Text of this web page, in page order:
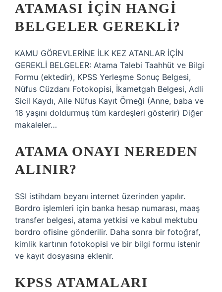
ATAMASI IÇIN HANGI
BELGELER GEREKLI?
KAMU GÖREVLERİNE İLK KEZ ATANLAR İÇİN
GEREKLİ BELGELER: Atama Talebi Taahhüt ve Bilgi
Formu (ektedir), KPSS Yerleşme Sonuç Belgesi,
Nüfus Cüzdanı Fotokopisi, İkametgah Belgesi, Adli
Sicil Kaydı, Aile Nüfus Kayıt Örneği (Anne, baba ve
18 yaşını doldurmuş tüm kardeşleri gösterir) Diğer
makaleler…
ATAMA ONAYI NEREDEN
ALINIR?
SSI istihdam beyanı internet üzerinden yapılır.
Bordro işlemleri için banka hesap numarası, maaş
transfer belgesi, atama yetkisi ve kabul mektubu
bordro ofisine gönderilir. Daha sonra bir fotoğraf,
kimlik kartının fotokopisi ve bir bilgi formu istenir
ve kayıt dosyasına eklenir.
KPSS ATAMALARI